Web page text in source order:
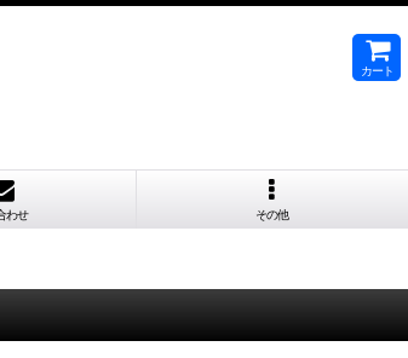
カート
わせ その他